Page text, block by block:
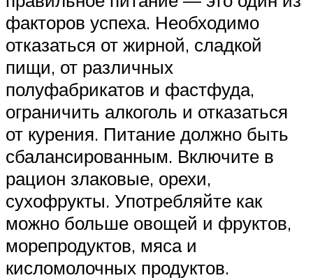
факторов успеха. Необходимо
отказаться от жирной, сладкой
пищи, от различных
полуфабрикатов и фастфуда,
ограничить алкоголь и отказаться
от курения. Питание должно быть
сбалансированным. Включите в
рацион злаковые, орехи,
сухофрукты. Употребляйте как
можно больше овощей и фруктов,
морепродуктов, мяса и
кисломолочных продуктов.